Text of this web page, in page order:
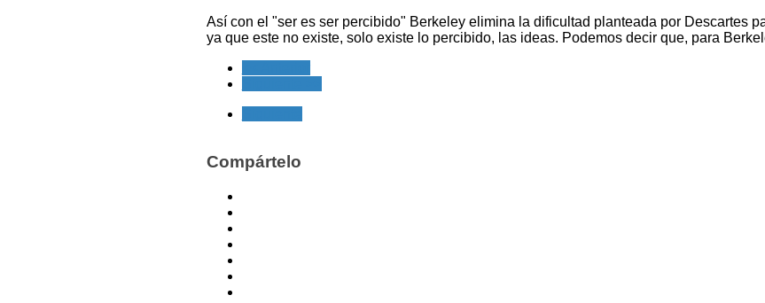
Así con el "ser es ser percibido" Berkeley elimina la dificultad planteada por Descartes
ya que este no existe, solo existe lo percibido, las ideas. Podemos decir que, para
Compártelo